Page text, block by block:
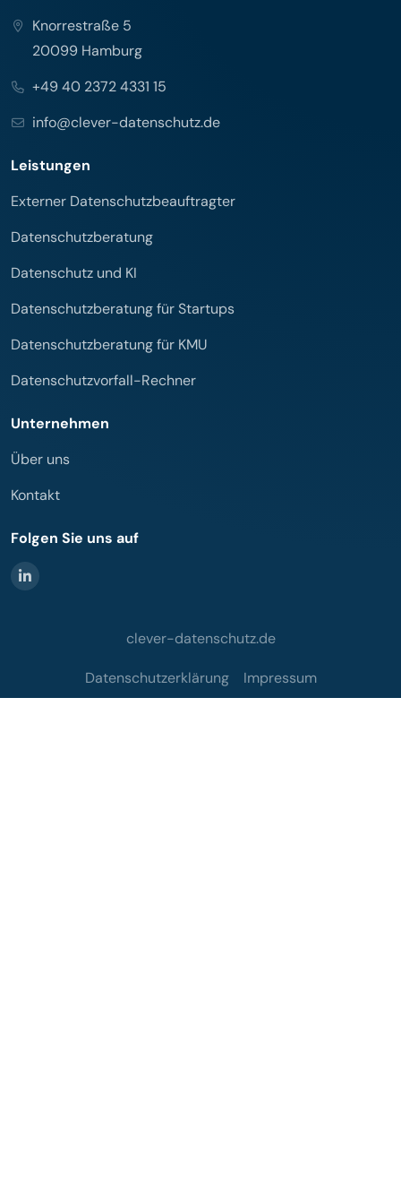
Knorrestraße 5
20099 Hamburg
+49 40 2372 4331 15
info@clever-datenschutz.de
Leistungen
Externer Datenschutzbeauftragter
Datenschutzberatung
Datenschutz und KI
Datenschutzberatung für Startups
Datenschutzberatung für KMU
Datenschutzvorfall-Rechner
Unternehmen
Über uns
Kontakt
Folgen Sie uns auf
clever-datenschutz.de
Datenschutzerklärung Impressum